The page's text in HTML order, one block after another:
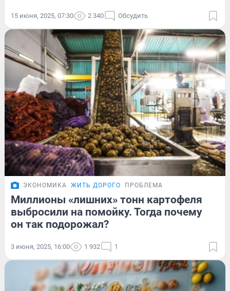
15 июня, 2025, 07:30 2 340 Обсудить
ЭКОНОМИКА ЖИТЬ ДОРОГО ПРОБЛЕМА
Миллионы «лишних» тонн картофеля
выбросили на помойку. Тогда почему
он так подорожал?
3 июня, 2025, 16:00 1 932 1